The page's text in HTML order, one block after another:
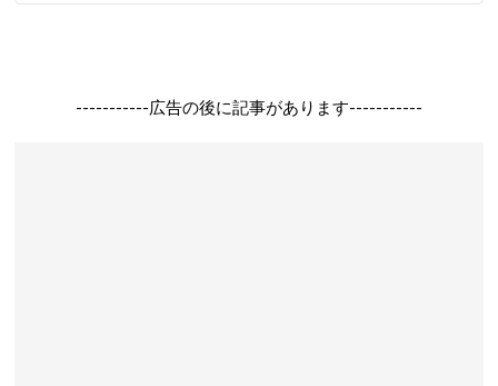
-----------広告の後に記事があります-----------